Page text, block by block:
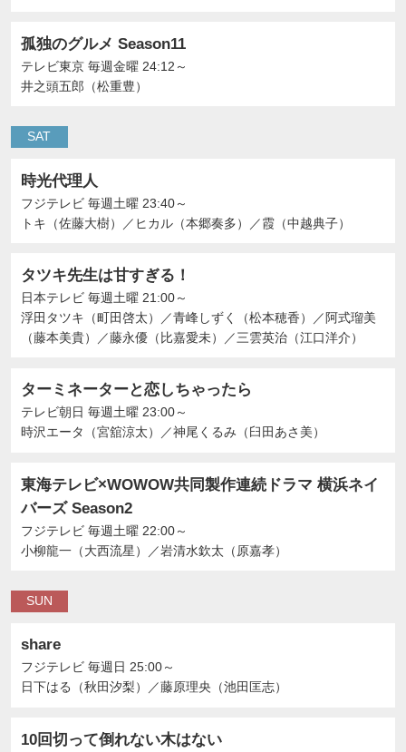
孤独のグルメ Season11
テレビ東京 毎週金曜 24:12～
井之頭五郎（松重豊）
SAT
時光代理人
フジテレビ 毎週土曜 23:40～
トキ（佐藤大樹）
／ ヒカル（本郷奏多） ／霞（中越典子）
タツキ先生は甘すぎる！
日本テレビ 毎週土曜 21:00～
浮田タツキ（町田啓太）
／青峰しずく（松本穂香） ／ 阿式瑠美
（藤本美貴）
／藤永優（比嘉愛未） ／三雲英治（江口洋介）
ターミネーターと恋しちゃったら
テレビ朝日 毎週土曜 23:00～
時沢エータ（宮舘涼太）
／神尾くるみ（臼田あさ美）
東海テレビ×WOWOW共同製作連続ドラマ 横浜ネイ
バーズ Season2
フジテレビ 毎週土曜 22:00～
小柳龍一（大西流星）
／岩清水欽太（原嘉孝）
SUN
share
フジテレビ 毎週日 25:00～
日下はる（秋田汐梨）
／藤原理央（池田匡志）
10回切って倒れない木はない